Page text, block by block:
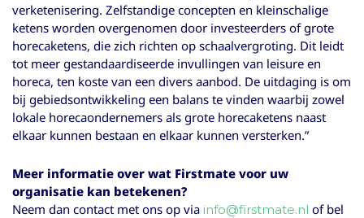
verketenisering. Zelfstandige concepten en kleinschalige
ketens worden overgenomen door investeerders of grote
horecaketens, die zich richten op schaalvergroting. Dit leidt
tot meer gestandaardiseerde invullingen van leisure en
horeca, ten koste van een divers aanbod. De uitdaging is om
bij gebiedsontwikkeling een balans te vinden waarbij zowel
lokale horecaondernemers als grote horecaketens naast
elkaar kunnen bestaan en elkaar kunnen versterken.”
Meer informatie over wat Firstmate voor uw
organisatie kan betekenen?
Neem dan contact met ons op via info@firstmate.nl of bel